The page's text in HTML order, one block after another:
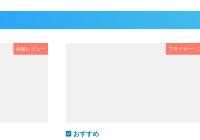
体験レビュー フライヤー・
おすすめ